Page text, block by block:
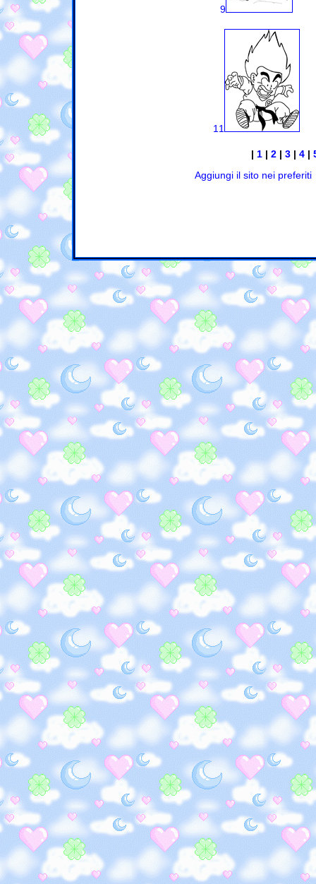
9
11
| 1 | 2 | 3 | 4 |
Aggiungi il sito nei preferiti